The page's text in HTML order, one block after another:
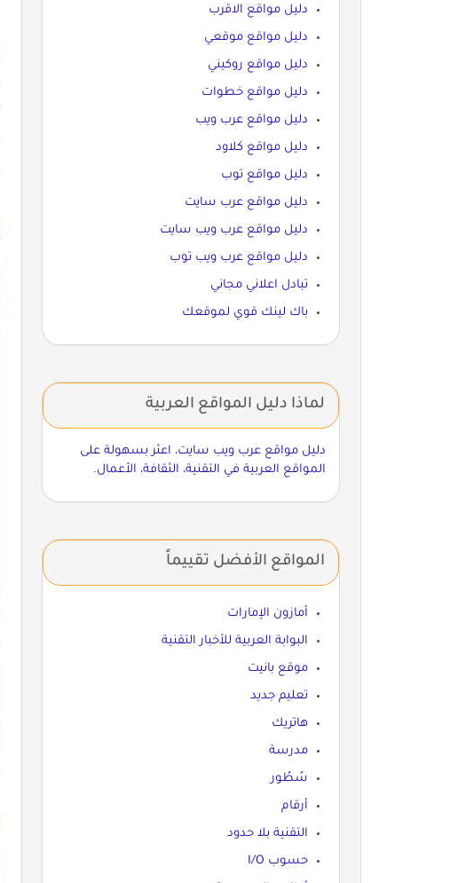
دليل مواقع الاقرب
دليل مواقع موقعي
دليل مواقع روكيني
دليل مواقع خطوات
دليل مواقع عرب ويب
دليل مواقع كلاود
دليل مواقع توب
دليل مواقع عرب سايت
دليل مواقع عرب ويب سايت
دليل مواقع عرب ويب توب
تبادل اعلاني مجاني
باك لينك قوي لموقعك
لماذا دليل المواقع العربية
دليل مواقع عرب ويب سايت، اعثر بسهولة على
المواقع العربية في التقنية، الثقافة، الأعمال.
المواقع الأفضل تقييماً
أمازون الإمارات
البوابة العربية للأخبار التقنية
موقع بانيت
تعليم جديد
هاتريك
مدرسة
سُطُور
أرقام
التقنية بلا حدود
حسوب I/O